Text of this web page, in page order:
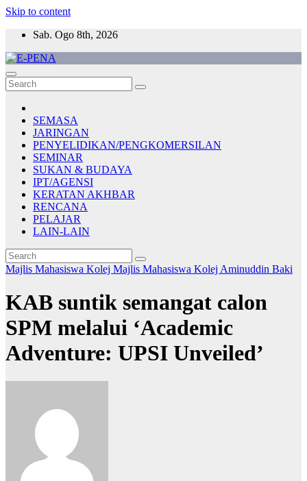
Skip to content
Sab. Ogo 8th, 2026
E-PENA
Berita Digital Terkini
SEMASA
JARINGAN
PENYELIDIKAN/PENGKOMERSILAN
SEMINAR
SUKAN & BUDAYA
IPT/AGENSI
KERATAN AKHBAR
RENCANA
PELAJAR
LAIN-LAIN
Majlis Mahasiswa Kolej Majlis Mahasiswa Kolej Aminuddin Baki
KAB suntik semangat calon
SPM melalui ‘Academic
Adventure: UPSI Unveiled’